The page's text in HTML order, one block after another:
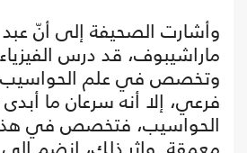
وأشارت الصحيفة إلى أنّ عبد
ماراشيبوف، قد درس
وتخصص في علم
فرعي، إلا أنه سرعان ما
الحواسيب، فتخصص في